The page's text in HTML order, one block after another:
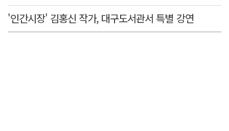
'인간시장' 김홍신 작가, 대구도서관서 특별 강연